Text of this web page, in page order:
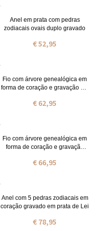
Anel em prata com pedras
zodiacais ovais duplo gravado
€ 52,95
Fio com árvore genealógica em
forma de coração e gravação em
zodiacais
€ 62,95
Fio com árvore genealógica em
forma de coração e gravação
e pedras zodiacais
€ 66,95
Anel com 5 pedras zodiacais em
coração gravado em prata de Lei
€ 78,95